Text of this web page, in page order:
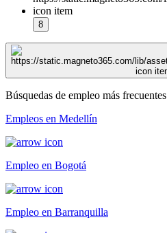
8
Búsquedas de empleo más frecuentes
Empleos en Medellín
Empleo en Bogotá
Empleo en Barranquilla